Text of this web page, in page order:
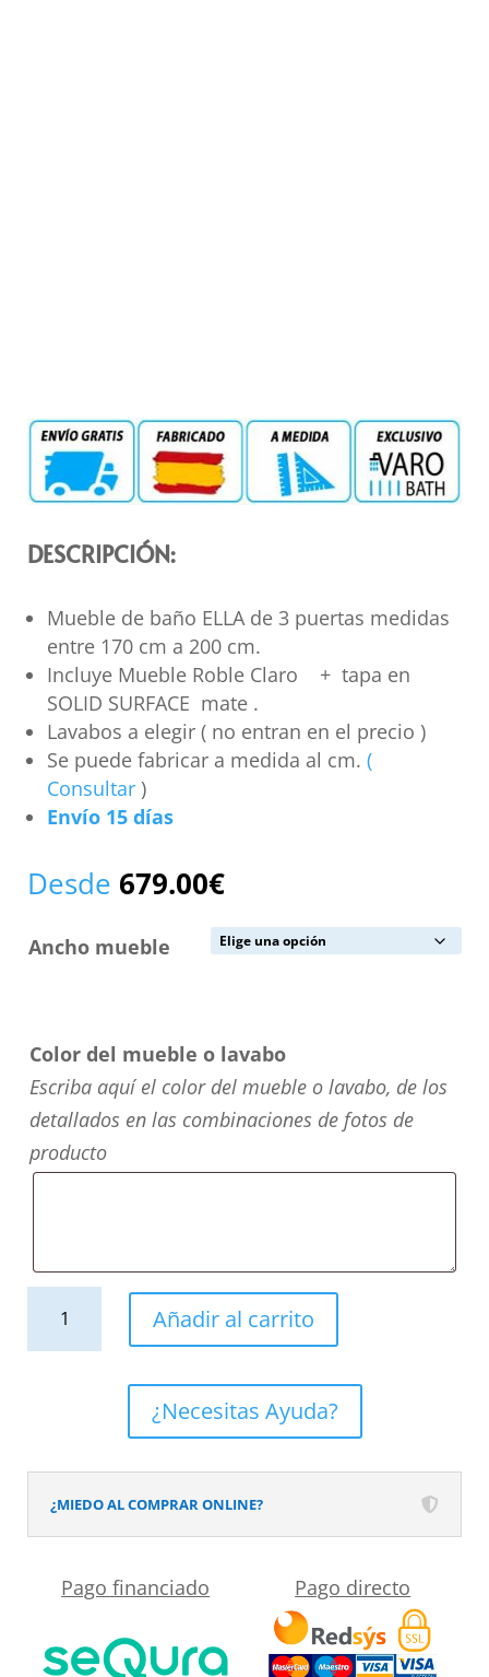
DESCRIPCIÓN:
Mueble de baño ELLA de 3 puertas medidas
entre 170 cm a 200 cm.
Incluye Mueble Roble Claro + tapa en
SOLID SURFACE mate .
Lavabos a elegir ( no entran en el precio )
Se puede fabricar a medida al cm. (
Consultar)
Envío 15 días
Desde 679.00€
Ancho mueble
Color del mueble o lavabo
Escriba aquí el color del mueble o lavabo, de los
detallados en las combinaciones de fotos de
producto
patas
puertas
tapa
SURFACE
Añadir al carrito
¿Necesitas Ayuda?
¿MIEDO AL COMPRAR ONLINE?
Pago financiado Pago directo